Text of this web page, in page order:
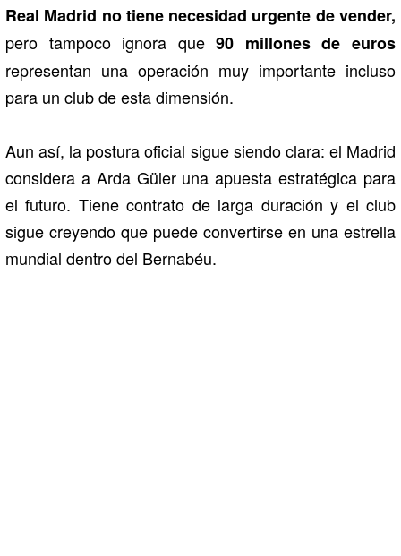
Real Madrid no tiene necesidad urgente de vender,
pero tampoco ignora que90 millones de euros
representan una operación muy importante incluso
para un club de esta dimensión.
Aun así, la postura oficial sigue siendo clara: el Madrid
considera a Arda Güler una apuesta estratégica para
el futuro. Tiene contrato de larga duración y el club
sigue creyendo que puede convertirse en una estrella
mundial dentro del Bernabéu.